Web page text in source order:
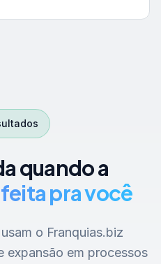
quando a
pra você
o Franquias.biz
expansão em processos